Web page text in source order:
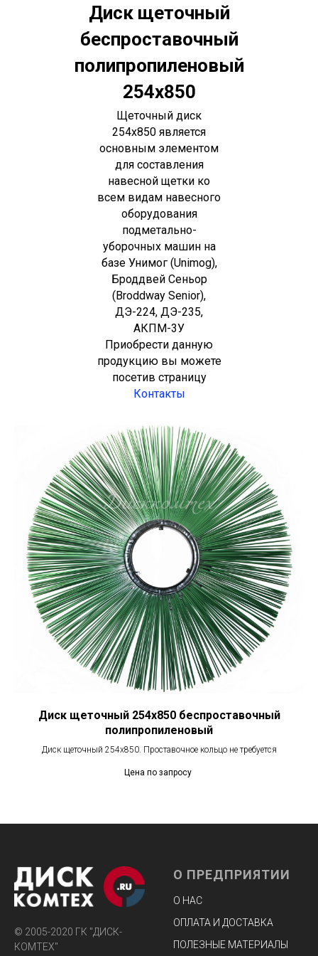
Диск щеточный
беспроставочный
полипропиленовый
254х850
Щеточный диск
254x850 является
основным элементом
для составления
навесной щетки ко
всем видам навесного
оборудования
подметально-
уборочных машин на
базе Унимог (Unimog),
Броддвей Сеньор
(Broddway Senior),
ДЭ-224, ДЭ-235,
АКПМ-3У
Приобрести данную
продукцию вы можете
посетив страницу
Контакты
Диск щеточный 254х850 беспроставочный
полипропиленовый
Диск щеточный 254х850. Проставочное кольцо не требуется
Цена по запросу
© 2005-2020 ГК "ДИСК-
КОМТЕХ"
О ПРЕДПРИЯТИИ
О НАС
ОПЛАТА И ДОСТАВКА
ПОЛЕЗНЫЕ МАТЕРИАЛЫ